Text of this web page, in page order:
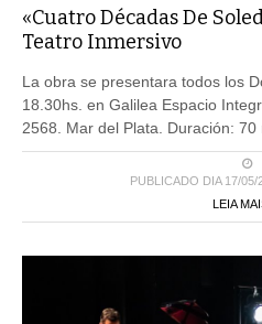
«Cuatro Décadas De
Teatro Inmersivo
La obra se presentara todos los
18.30hs. en Galilea Espacio
2568. Mar del Plata. Duración: 70
PUBLICADO DIA 17/05/
LEIA